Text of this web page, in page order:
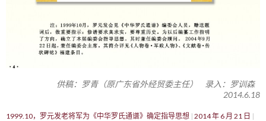
供稿：罗青（原广东省外经贸委主任） 录入：罗训森
2014.6.18
1999.10，罗元发老将军为《中华罗氏通谱》确定指导思想 2014 年 6 月 21 日